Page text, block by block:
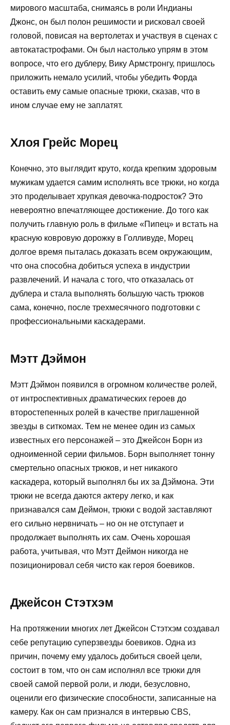
мирового масштаба, снимаясь в роли Индианы
Джонс, он был полон решимости и рисковал своей
головой, повисая на вертолетах и участвуя в сценах с
автокатастрофами. Он был настолько упрям в этом
вопросе, что его дублеру, Вику Армстронгу, пришлось
приложить немало усилий, чтобы убедить Форда
оставить ему самые опасные трюки, сказав, что в
ином случае ему не заплатят.
Хлоя Грейс Морец
Конечно, это выглядит круто, когда крепким здоровым
мужикам удается самим исполнять все трюки, но когда
это проделывает хрупкая девочка-подросток? Это
невероятно впечатляющее достижение. До того как
получить главную роль в фильме «Пипец» и встать на
красную ковровую дорожку в Голливуде, Морец
долгое время пыталась доказать всем окружающим,
что она способна добиться успеха в индустрии
развлечений. И начала с того, что отказалась от
дублера и стала выполнять большую часть трюков
сама, конечно, после трехмесячного подготовки с
профессиональными каскадерами.
Мэтт Дэймон
Мэтт Дэймон появился в огромном количестве ролей,
от интроспективных драматических героев до
второстепенных ролей в качестве приглашенной
звезды в ситкомах. Тем не менее один из самых
известных его персонажей – это Джейсон Борн из
одноименной серии фильмов. Борн выполняет тонну
смертельно опасных трюков, и нет никакого
каскадера, который выполнял бы их за Дэймона. Эти
трюки не всегда даются актеру легко, и как
признавался сам Деймон, трюки с водой заставляют
его сильно нервничать – но он не отступает и
продолжает выполнять их сам. Очень хорошая
работа, учитывая, что Мэтт Деймон никогда не
позиционировал себя чисто как героя боевиков.
Джейсон Стэтхэм
На протяжении многих лет Джейсон Стэтхэм создавал
себе репутацию суперзвезды боевиков. Одна из
причин, почему ему удалось добиться своей цели,
состоит в том, что он сам исполнял все трюки для
своей самой первой роли, и люди, безусловно,
оценили его физические способности, записанные на
камеру. Как он сам признался в интервью CBS,